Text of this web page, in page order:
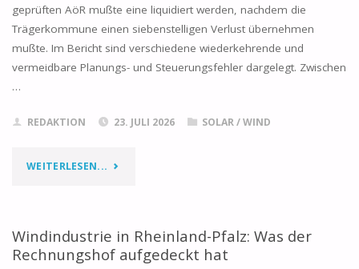
TROTZ
DAUERBESCHWERDEN"
geprüften AöR mußte eine liquidiert werden, nachdem die
Trägerkommune einen siebenstelligen Verlust übernehmen
mußte. Im Bericht sind verschiedene wiederkehrende und
vermeidbare Planungs- und Steuerungsfehler dargelegt. Zwischen
…
REDAKTION 23. JULI 2026 SOLAR/WIND
WEITERLESEN... "KOMMUNALE
UND
SOLAR-
Windindustrie in Rheinland-Pfalz: Was der
Rechnungshof aufgedeckt hat